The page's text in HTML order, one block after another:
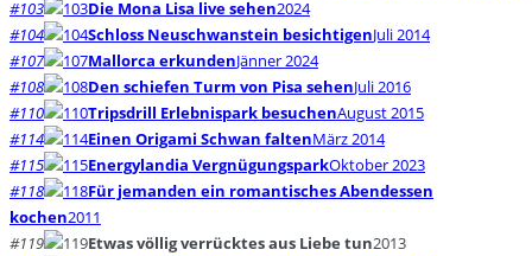
#103
Die Mona Lisa live sehen2024
#104
Schloss Neuschwanstein besichtigenJuli 2014
#107
Mallorca erkundenJänner 2024
#108
Den schiefen Turm von Pisa sehenJuli 2016
#110
Tripsdrill Erlebnispark besuchenAugust 2015
#114
Einen Origami Schwan faltenMärz 2014
#115
Energylandia VergnügungsparkOktober 2023
#118
Für jemanden ein romantisches Abendessen
kochen2011
#119
Etwas völlig verrücktes aus Liebe tun2013